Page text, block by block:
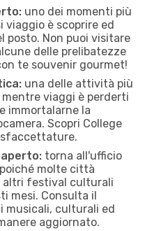
uno dei momenti più
viaggio è scoprire ed
posto. Non puoi visitare
delle prelibatezze
te souvenir gourmet!
una delle attività più
viaggi è perderti
immortalarne la
Scopri College
torna all'ufficio
molte città
altri festival culturali
mesi. Consulta il
musicali, culturali ed
aggiornato.